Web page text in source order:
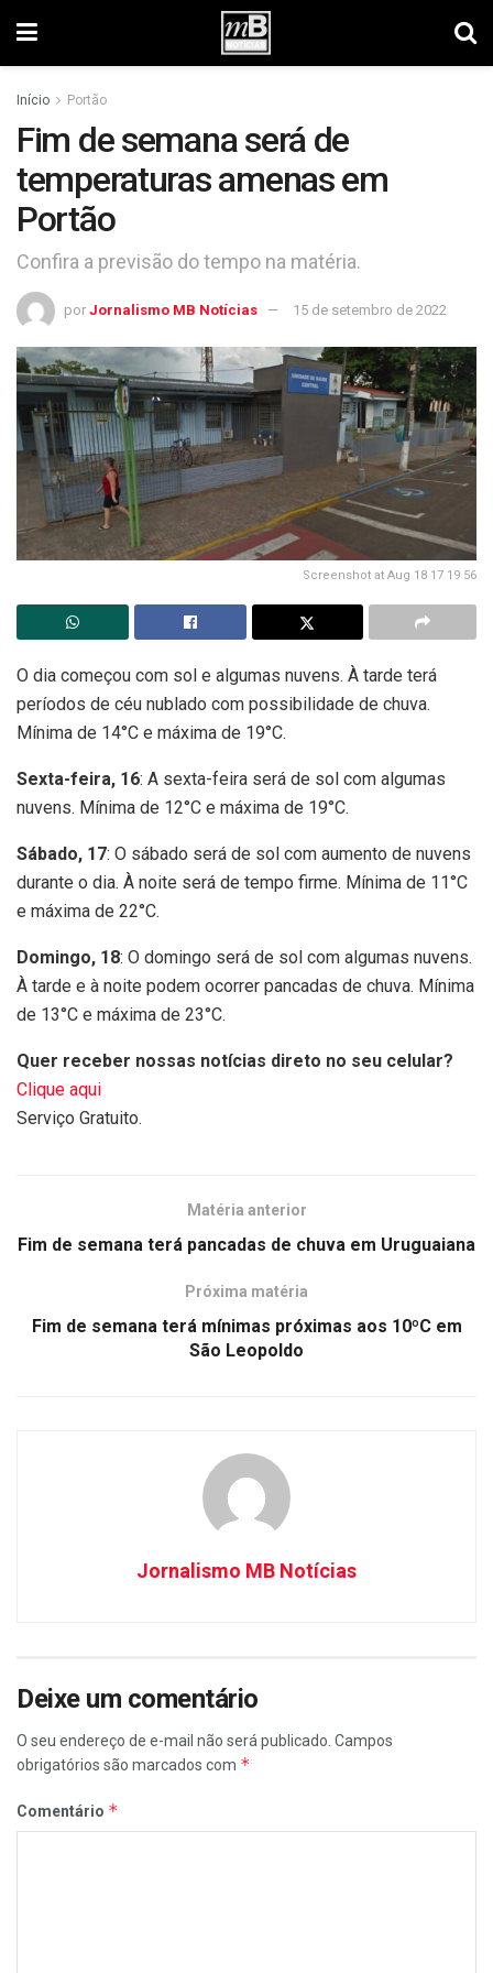
Início Portão
Fim de semana será de
temperaturas amenas em
Portão
Confira a previsão do tempo na matéria.
por Jornalismo MB Notícias 15 de setembro de 2022
Screenshot at Aug 18 17 19 56
O dia começou com sol e algumas nuvens. À tarde terá
períodos de céu nublado com possibilidade de chuva.
Mínima de 14°C e máxima de 19°C.
Sexta-feira, 16: A sexta-feira será de sol com algumas
nuvens. Mínima de 12°C e máxima de 19°C.
Sábado, 17: O sábado será de sol com aumento de nuvens
durante o dia. À noite será de tempo firme. Mínima de 11°C
e máxima de 22°C.
Domingo, 18: O domingo será de sol com algumas nuvens.
À tarde e à noite podem ocorrer pancadas de chuva. Mínima
de 13°C e máxima de 23°C.
Quer receber nossas notícias direto no seu celular?
Clique aqui
Serviço Gratuito.
Matéria anterior
Fim de semana terá pancadas de chuva em Uruguaiana
Próxima matéria
Fim de semana terá mínimas próximas aos 10ºC em
São Leopoldo
Jornalismo MB Notícias
Deixe um comentário
O seu endereço de e-mail não será publicado. Campos
obrigatórios são marcados com *
Comentário *